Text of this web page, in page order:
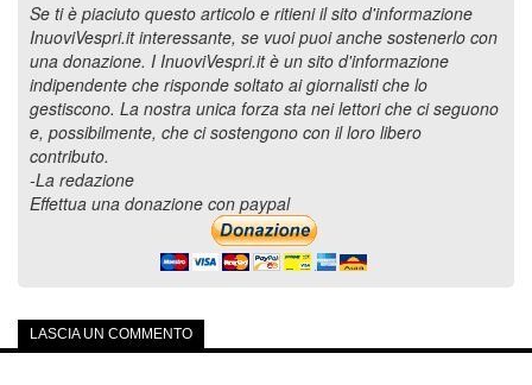
Se ti è piaciuto questo articolo e ritieni il sito d'informazione
InuoviVespri.it interessante, se vuoi puoi anche sostenerlo con
una donazione. I InuoviVespri.it è un sito d'informazione
indipendente che risponde soltato ai giornalisti che lo
gestiscono. La nostra unica forza sta nei lettori che ci seguono
e, possibilmente, che ci sostengono con il loro libero
contributo.
-La redazione
Effettua una donazione con paypal
LASCIA UN COMMENTO